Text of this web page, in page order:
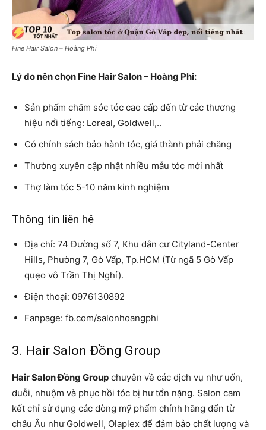
Fine Hair Salon – Hoàng Phi
Lý do nên chọn Fine Hair Salon – Hoàng Phi:
Sản phẩm chăm sóc tóc cao cấp đến từ các thương
hiệu nổi tiếng: Loreal, Goldwell,..
Có chính sách bảo hành tóc, giá thành phải chăng
Thường xuyên cập nhật nhiều mẫu tóc mới nhất
Thợ làm tóc 5-10 năm kinh nghiệm
Thông tin liên hệ
Địa chỉ: 74 Đường số 7, Khu dân cư Cityland-Center
Hills, Phường 7, Gò Vấp, Tp.HCM (Từ ngã 5 Gò Vấp
quẹo vô Trần Thị Nghỉ).
Điện thoại: 0976130892
Fanpage: fb.com/salonhoangphi
3. Hair Salon Đồng Group
Hair Salon Đồng Group chuyên về các dịch vụ như uốn,
duỗi, nhuộm và phục hồi tóc bị hư tổn nặng. Salon cam
kết chỉ sử dụng các dòng mỹ phẩm chính hãng đến từ
châu Âu như Goldwell, Olaplex để đảm bảo chất lượng và